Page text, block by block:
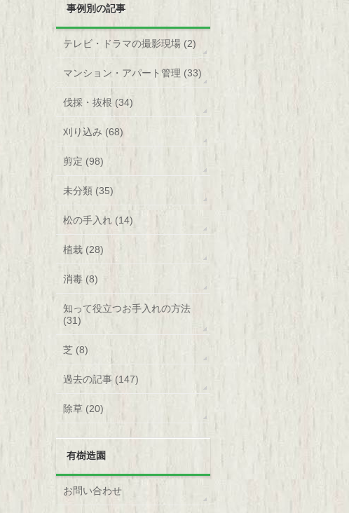
事例別の記事
テレビ・ドラマの撮影現場 (2)
マンション・アパート管理 (33)
伐採・抜根 (34)
刈り込み (68)
剪定 (98)
未分類 (35)
松の手入れ (14)
植栽 (28)
消毒 (8)
知って役立つお手入れの方法
(31)
芝 (8)
過去の記事 (147)
除草 (20)
有樹造園
お問い合わせ